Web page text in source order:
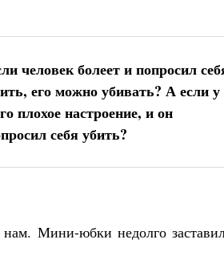
человек болеет и попросил
его можно убивать? А если у
плохое настроение, и он
себя убить?
Мини-юбки недолго